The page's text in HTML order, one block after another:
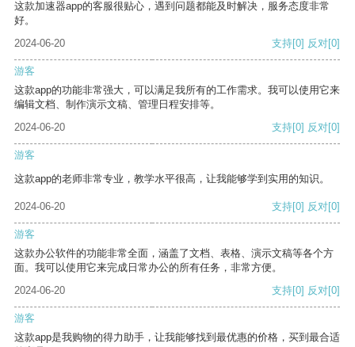
这款加速器app的客服很贴心，遇到问题都能及时解决，服务态度非常
好。
2024-06-20
支持[0] 反对[0]
游客
这款app的功能非常强大，可以满足我所有的工作需求。我可以使用它来
编辑文档、制作演示文稿、管理日程安排等。
2024-06-20
支持[0] 反对[0]
游客
这款app的老师非常专业，教学水平很高，让我能够学到实用的知识。
2024-06-20 支持[0] 反对[0]
游客
这款办公软件的功能非常全面，涵盖了文档、表格、演示文稿等各个方
面。我可以使用它来完成日常办公的所有任务，非常方便。
2024-06-20
支持[0] 反对[0]
游客
这款app是我购物的得力助手，让我能够找到最优惠的价格，买到最合适